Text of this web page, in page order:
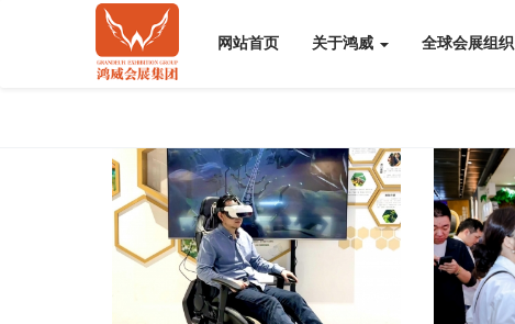
网站首页 关于鸿威 全球会展组织